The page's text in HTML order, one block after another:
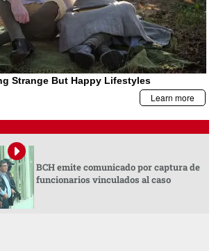
BCH emite comunicado por captura de
funcionarios vinculados al caso